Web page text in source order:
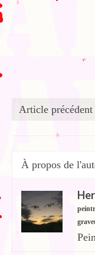
Article précédent
À propos de